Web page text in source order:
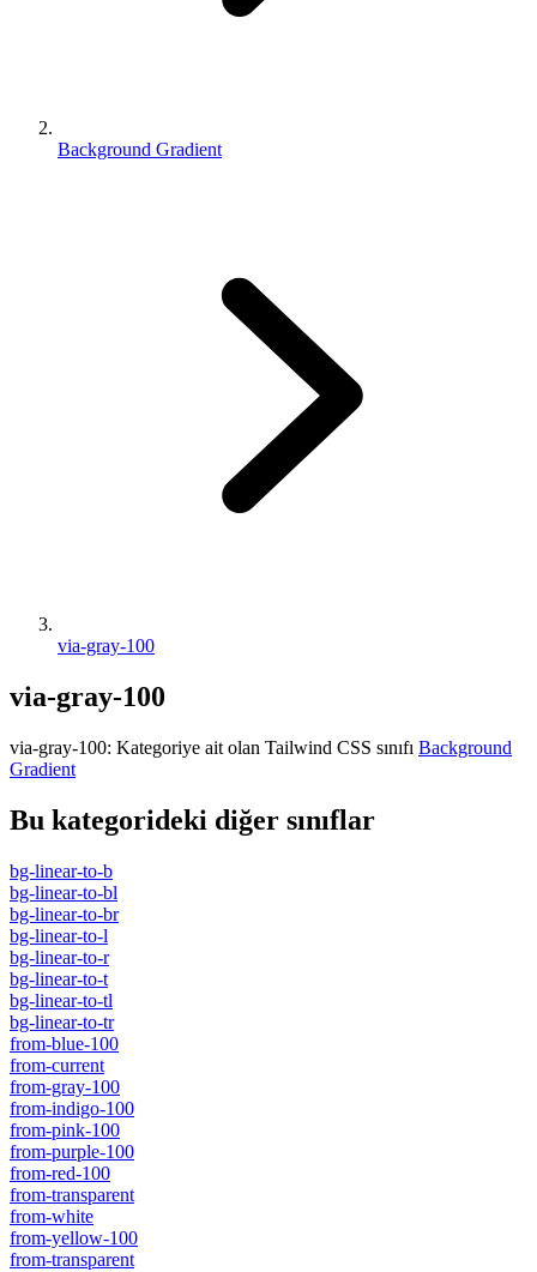
Background Gradient
via-gray-100
via-gray-100
via-gray-100: Kategoriye ait olan Tailwind CSS sınıfı Background
Gradient
Bu kategorideki diğer sınıflar
bg-linear-to-b
bg-linear-to-bl
bg-linear-to-br
bg-linear-to-l
bg-linear-to-r
bg-linear-to-t
bg-linear-to-tl
bg-linear-to-tr
from-blue-100
from-current
from-gray-100
from-indigo-100
from-pink-100
from-purple-100
from-red-100
from-transparent
from-white
from-yellow-100
from-transparent